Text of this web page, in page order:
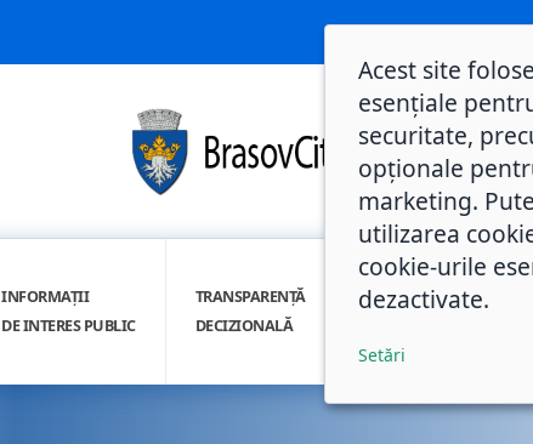
INFORMAȚII
DE INTERES PUBLIC
TRANSPARENȚĂ
DECIZIONALĂ
INTEGRITATE
Acest site
esențiale
securitate,
opționale
marketing.
utilizarea
cookie-urile
dezactivate.
Setări